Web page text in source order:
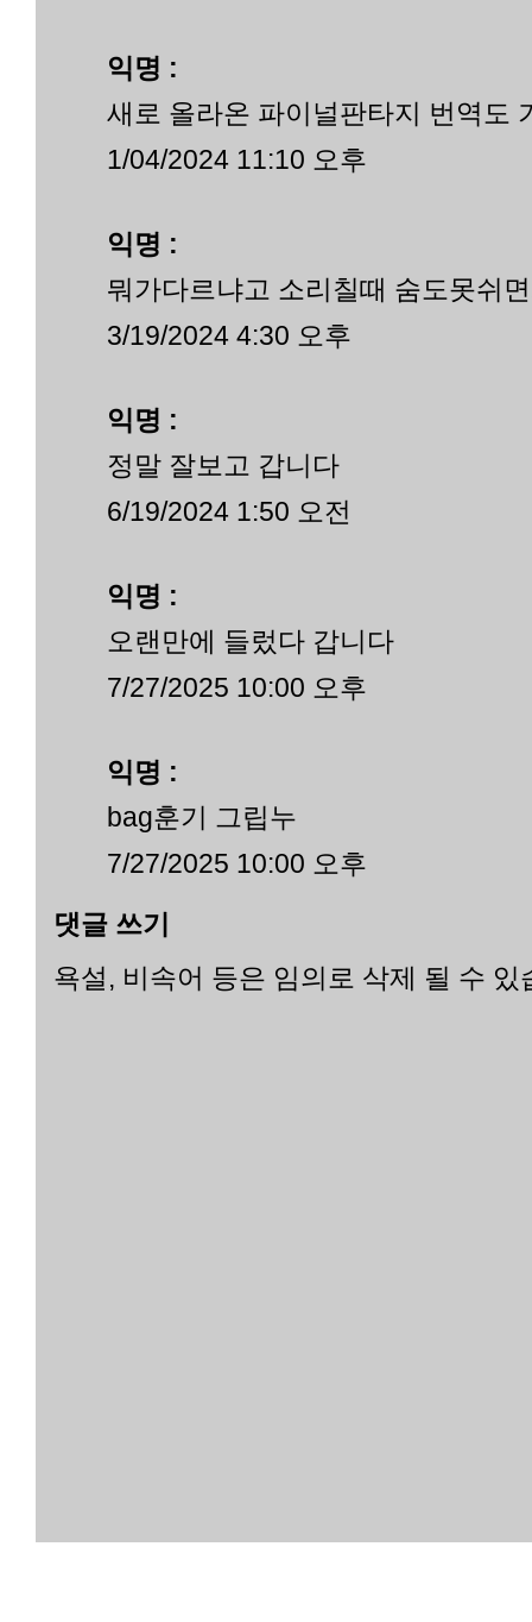
익명 :
새로 올라온 파이널판타지 번역도
1/04/2024 11:10 오후
익명 :
뭐가다르냐고 소리칠때 숨도못쉬
3/19/2024 4:30 오후
익명 :
정말 잘보고 갑니다
6/19/2024 1:50 오전
익명 :
오랜만에 들렀다 갑니다
7/27/2025 10:00 오후
익명 :
bag훈기 그립누
7/27/2025 10:00 오후
댓글 쓰기
욕설, 비속어 등은 임의로 삭제 될 수 있